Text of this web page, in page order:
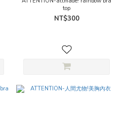
top
NT$300